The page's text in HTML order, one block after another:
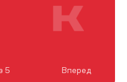
5 Вперед